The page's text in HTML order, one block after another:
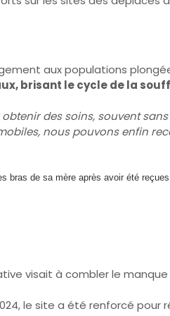
aux populations
brisant le cycle de la
des soins, souvent
nous pouvons enfin
bras de sa mère après avoir été
visait à combler le
le site a été renforcé pour